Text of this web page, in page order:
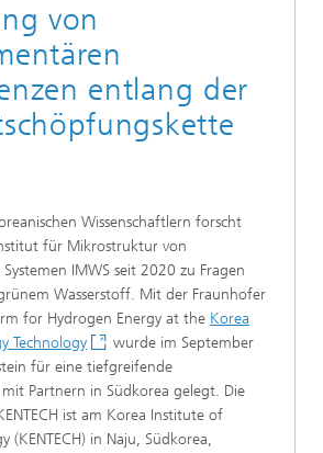
von
entlang der
Wissenschaftlern forscht
für Mikrostruktur von
IMWS seit 2020 zu Fragen
Wasserstoff. Mit der Fraunhofer
for Hydrogen Energy at the Korea
Technology
wurde im September
für eine tiefgreifende
Partnern in Südkorea gelegt. Die
ist am Korea Institute of
(KENTECH) in Naju, Südkorea,